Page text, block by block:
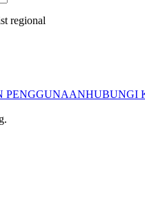
regional
PENGGUNAANHUBUNGI